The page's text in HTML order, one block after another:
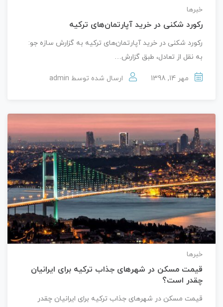
خبرها
رکورد شکنی در خرید آپارتمان‌های ترکیه
رکورد شکنی در خرید آپارتمان‌های ترکیه به گزارش سازه جو:
به نقل از تعادل، طبق گزارش…
مهر 14, 1398 ارسال شده توسط admin
خبرها
قیمت مسکن در شهرهای جذاب ترکیه برای ایرانیان
چقدر است؟
قیمت مسکن در شهرهای جذاب ترکیه برای ایرانیان چقدر